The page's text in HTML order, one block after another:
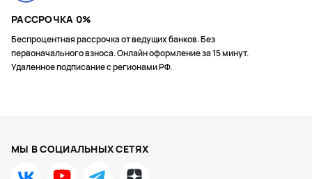
РАССРОЧКА 0%
Беспроцентная рассрочка от ведущих банков. Без
первоначального взноса. Онлайн оформление за 15 минут.
Удаленное подписание с регионами РФ.
МЫ В СОЦИАЛЬНЫХ СЕТЯХ